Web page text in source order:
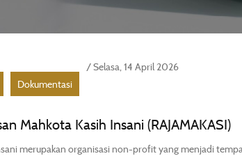
Dokumentasi
/ Selasa, 14 April 2026
Mahkota Kasih Insani (RAJAMAKASI)
merupakan organisasi non-profit yang menjadi